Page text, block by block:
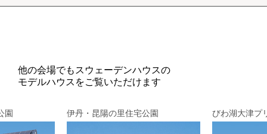
他の会場でもスウェーデンハウスの
モデルハウスをご覧いただけます
園 伊丹・昆陽の里住宅公園 びわ湖大津プ